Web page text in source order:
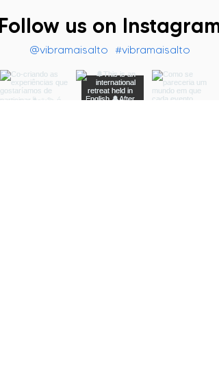
us on Instagram
#vibramaisalto
@vibramaisalto